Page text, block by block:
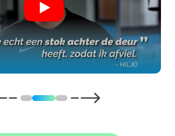
en de fijne omgang in
sfeer, maken de
NumberOne elke week